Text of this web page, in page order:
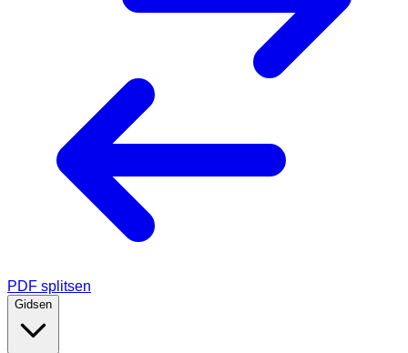
PDF splitsen
Gidsen